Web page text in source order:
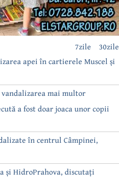
30zile
7zile
apei în cartierele Muscel și
mai multor
a fost doar joaca unor copii
în centrul Câmpinei,
și HidroPrahova, discutați